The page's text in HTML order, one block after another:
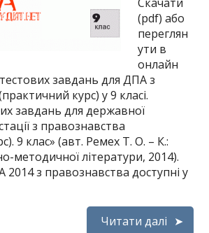
(pdf) або
переглян
ути в
онлайн
завдань для ДПА з
курс) у 9 класі.
завдань для державної
з правознавства
9 клас» (авт. Ремех Т. О. – К.:
методичної літератури, 2014).
2014 з правознавства доступні у
Читати далі